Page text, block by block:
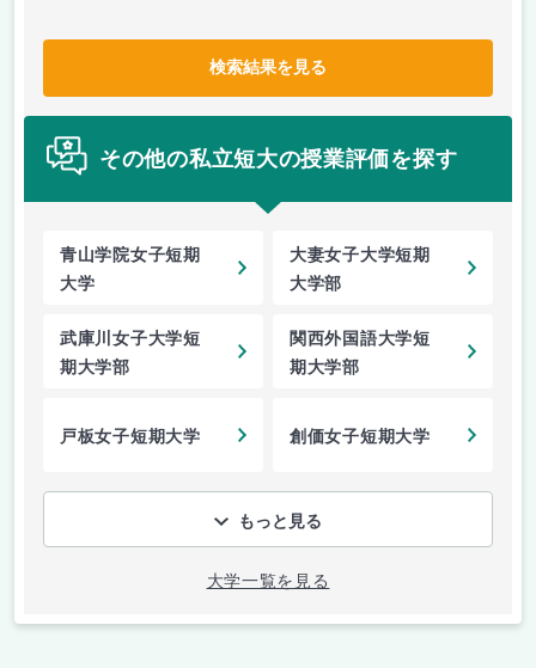
検索結果を見る
その他の私立短大の授業評価を探す
青山学院女子短期
大学
大妻女子大学短期
大学部
武庫川女子大学短
期大学部
関西外国語大学短
期大学部
戸板女子短期大学 創価女子短期大学
もっと見る
大学一覧を見る